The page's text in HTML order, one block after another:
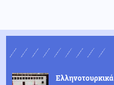
Ελληνοτουρκικά